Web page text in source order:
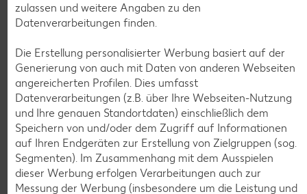
K-TAKE IT VEGGIE
Veganer Cocogurt vegan,
versch. Sorten
je 400-g-Becher
(1 kg = 3.23)
Weitere Angebote anzeigen
zulassen und weitere Angaben zu den
Datenverarbeitungen finden.
Die Erstellung personalisierter Werbung basiert auf der
Generierung von auch mit Daten von anderen Webseiten
angereicherten Profilen. Dies umfasst
Datenverarbeitungen (z.B. über Ihre Webseiten-Nutzung
und Ihre genauen Standortdaten) einschließlich dem
Speichern von und/oder dem Zugriff auf Informationen
auf Ihren Endgeräten zur Erstellung von Zielgruppen (sog.
Segmenten). Im Zusammenhang mit dem Ausspielen
dieser Werbung erfolgen Verarbeitungen auch zur
Messung der Werbung (insbesondere um die Leistung und